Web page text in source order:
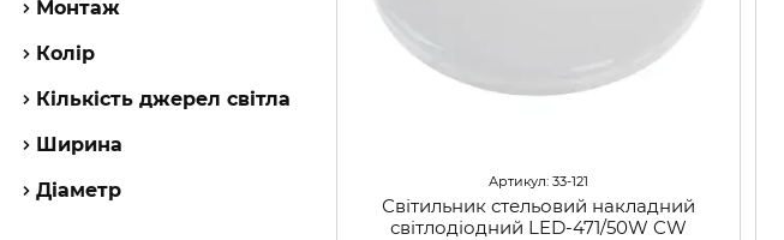
Артикул: 33-121
Світильник стельовий накладний
світлодіодний LED-471/50W CW
Монтаж
Колір
Кількість джерел світла
Ширина
Діаметр